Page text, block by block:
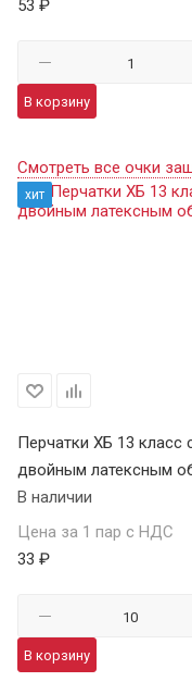
53 ₽
В корзину
Смотреть все очки
хит
Перчатки ХБ 13 класс
двойным латексным
В наличии
Цена за 1 пар с НДС
33 ₽
В корзину